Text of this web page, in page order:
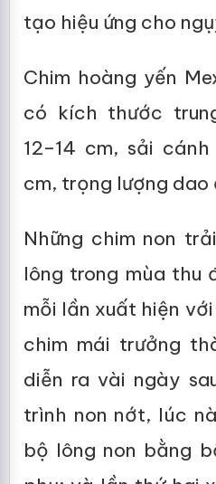
tạo hiệu ứng cho
Chim hoàng yến
có kích thước
12–14 cm, sải
cm, trọng lượng dao
Những chim non
lông trong mùa thu
mỗi lần xuất hiện
chim mái trưởng
diễn ra vài ngày
trình non nớt, lúc
bộ lông non bằng